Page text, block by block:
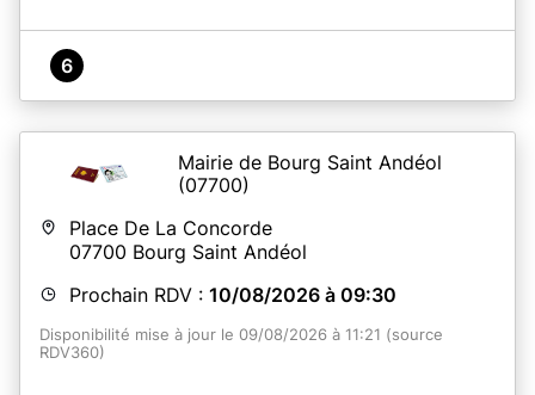
6
Mairie de Bourg Saint Andéol
(07700)
Place De La Concorde
07700 Bourg Saint Andéol
Prochain RDV : 10/08/2026 à 09:30
Disponibilité mise à jour le 09/08/2026 à 11:21 (source
RDV360)